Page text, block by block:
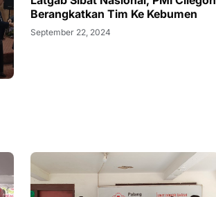
Berangkatkan Tim Ke Kebumen
September 22, 2024